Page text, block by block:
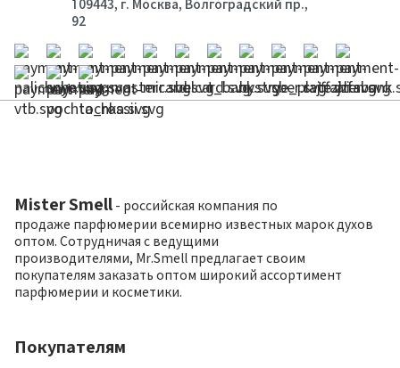
109443, г. Москва, Волгоградский пр.,
92
Mister Smell - российская компания по
продаже парфюмерии всемирно известных марок духов
оптом. Сотрудничая с ведущими
производителями, Mr.Smell предлагает своим
покупателям заказать оптом широкий ассортимент
парфюмерии и косметики.
Покупателям